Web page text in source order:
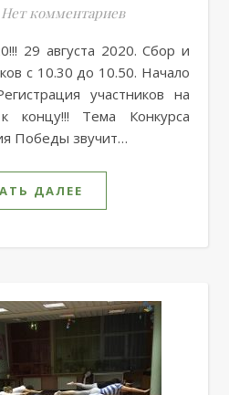
Нет комментариев
с 10.30 до 10.50. Начало
участников на
концу!!! Тема Конкурса
Победы звучит…
ДАЛЕЕ